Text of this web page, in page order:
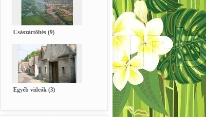
Császártöltés (9)
Egyéb videók (3)